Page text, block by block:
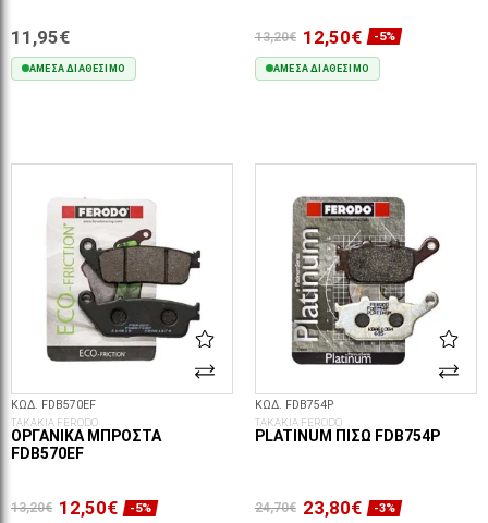
11,95€
ΆΜΕΣΑ ΔΙΑΘΈΣΙΜΟ
13,20€ 12,50€ -5%
ΆΜΕΣΑ ΔΙΑΘΈΣΙΜΟ
ΚΩΔ. FDB570EF
ΤΑΚΑΚΙΑ FERODO
ΟΡΓΑΝΙΚΆ ΜΠΡΟΣΤΆ
FDB570EF
13,20€ 12,50€ -5%
ΚΩΔ. FDB754P
ΤΑΚΑΚΙΑ FERODO
PLATINUM ΠΊΣΩ FDB754P
24,70€ 23,80€ -3%